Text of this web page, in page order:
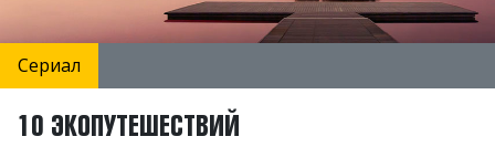
Сериал
10 ЭКОПУТЕШЕСТВИЙ